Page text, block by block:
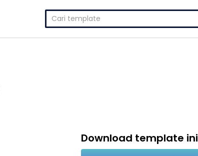
Cari
untuk:
Download template ini